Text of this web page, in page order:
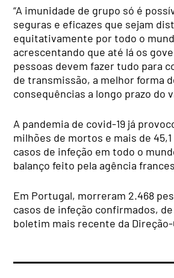
“A imunidade de grupo só é
seguras e eficazes que sejam
equitativamente por todo o
acrescentando que até lá os
pessoas devem fazer tudo para
de transmissão, a melhor forma
consequências a longo prazo do
A pandemia de covid-19 já
milhões de mortos e mais de
casos de infeção em todo o
balanço feito pela agência
Em Portugal, morreram 2.468
casos de infeção confirmados,
boletim mais recente da Direção-